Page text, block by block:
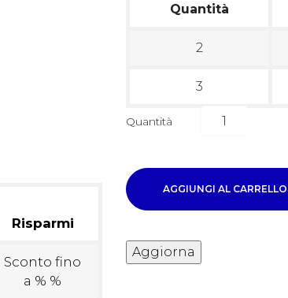
Risparmi
Sconto fino
a % %
Quantità
2
3
Quantità
AGGIUNGI AL CARRELLO